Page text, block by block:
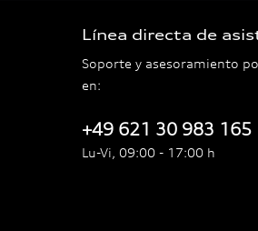
Línea directa de
Soporte y asesoramiento
en:
+49 621 30 983 165
Lu-Vi, 09:00 - 17:00 h